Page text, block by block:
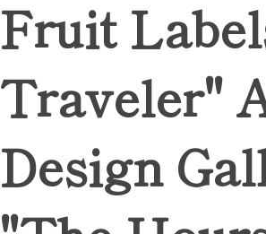
Fruit
Traveler"
Design